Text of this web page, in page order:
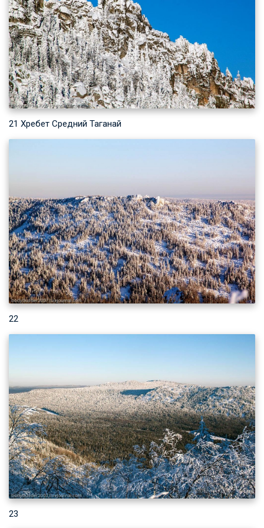
21 Хребет Средний Таганай
22
23